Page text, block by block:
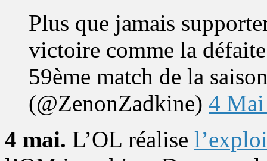
Plus que jamais
victoire comme la
59ème match de la
(@ZenonZadkine) 4
4 mai. L’OL réalise